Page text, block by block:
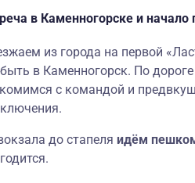
в Каменногорске и начало
из города на первой
в Каменногорск. По
с командой и
до стапеля идём